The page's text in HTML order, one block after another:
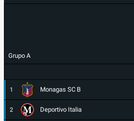
Grupo A
1 Monagas SC B
2 Deportivo Italia